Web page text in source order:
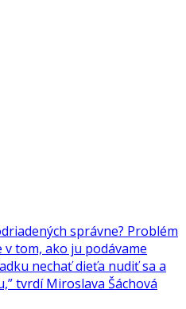
správne? Problém
v tom, ako ju podávame
nechať dieťa nudiť sa a
tvrdí Miroslava Šáchová